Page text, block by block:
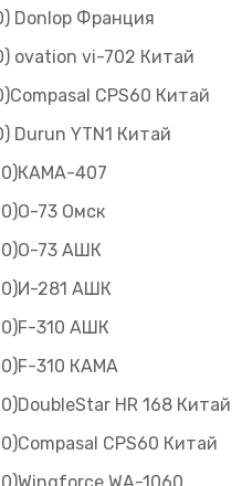
Donlop Франция
ovation vi-702 Китай
СPS60 Китай
Durun YTN1 Китай
407
73 Омск
73 АШК
281 АШК
310 АШК
310 КАМА
HR 168 Китай
CPS60 Китай